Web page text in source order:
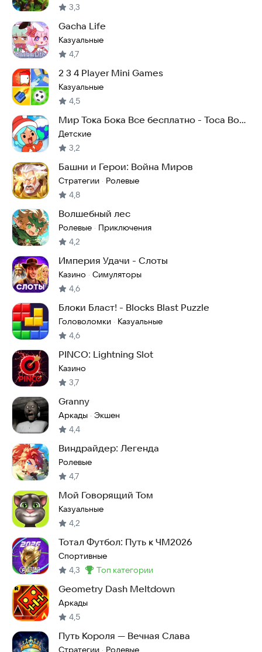
3,3
Gacha Life
Казуальные
4,7
2 3 4 Player Mini Games
Казуальные
4,5
Мир Тока Бока Все бесплатно - Toca Boca
World
Детские
3,2
Башни и Герои: Война Миров
Стратегии · Ролевые
4,8
Волшебный лес
Ролевые · Приключения
4,2
Империя Удачи - Слоты
Казино · Симуляторы
4,6
Блоки Бласт! - Blocks Blast Puzzle
Головоломки · Казуальные
4,6
PINCO: Lightning Slot
Казино
3,7
Granny
Аркады · Экшен
4,4
Виндрайдер: Легенда
Ролевые
4,7
Мой Говорящий Том
Казуальные
4,2
Тотал Футбол: Путь к ЧМ2026
Спортивные
4,3
Метка:
топ категории
Geometry Dash Meltdown
Аркады
4,5
Путь Короля — Вечная Слава
Стратегии · Ролевые